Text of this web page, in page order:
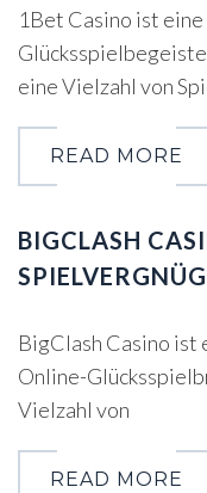
1Bet Casino ist
eine Vielzahl von
READ MORE
BIGCLASH
BigClash Casino
Online-
Vielzahl von
READ MORE